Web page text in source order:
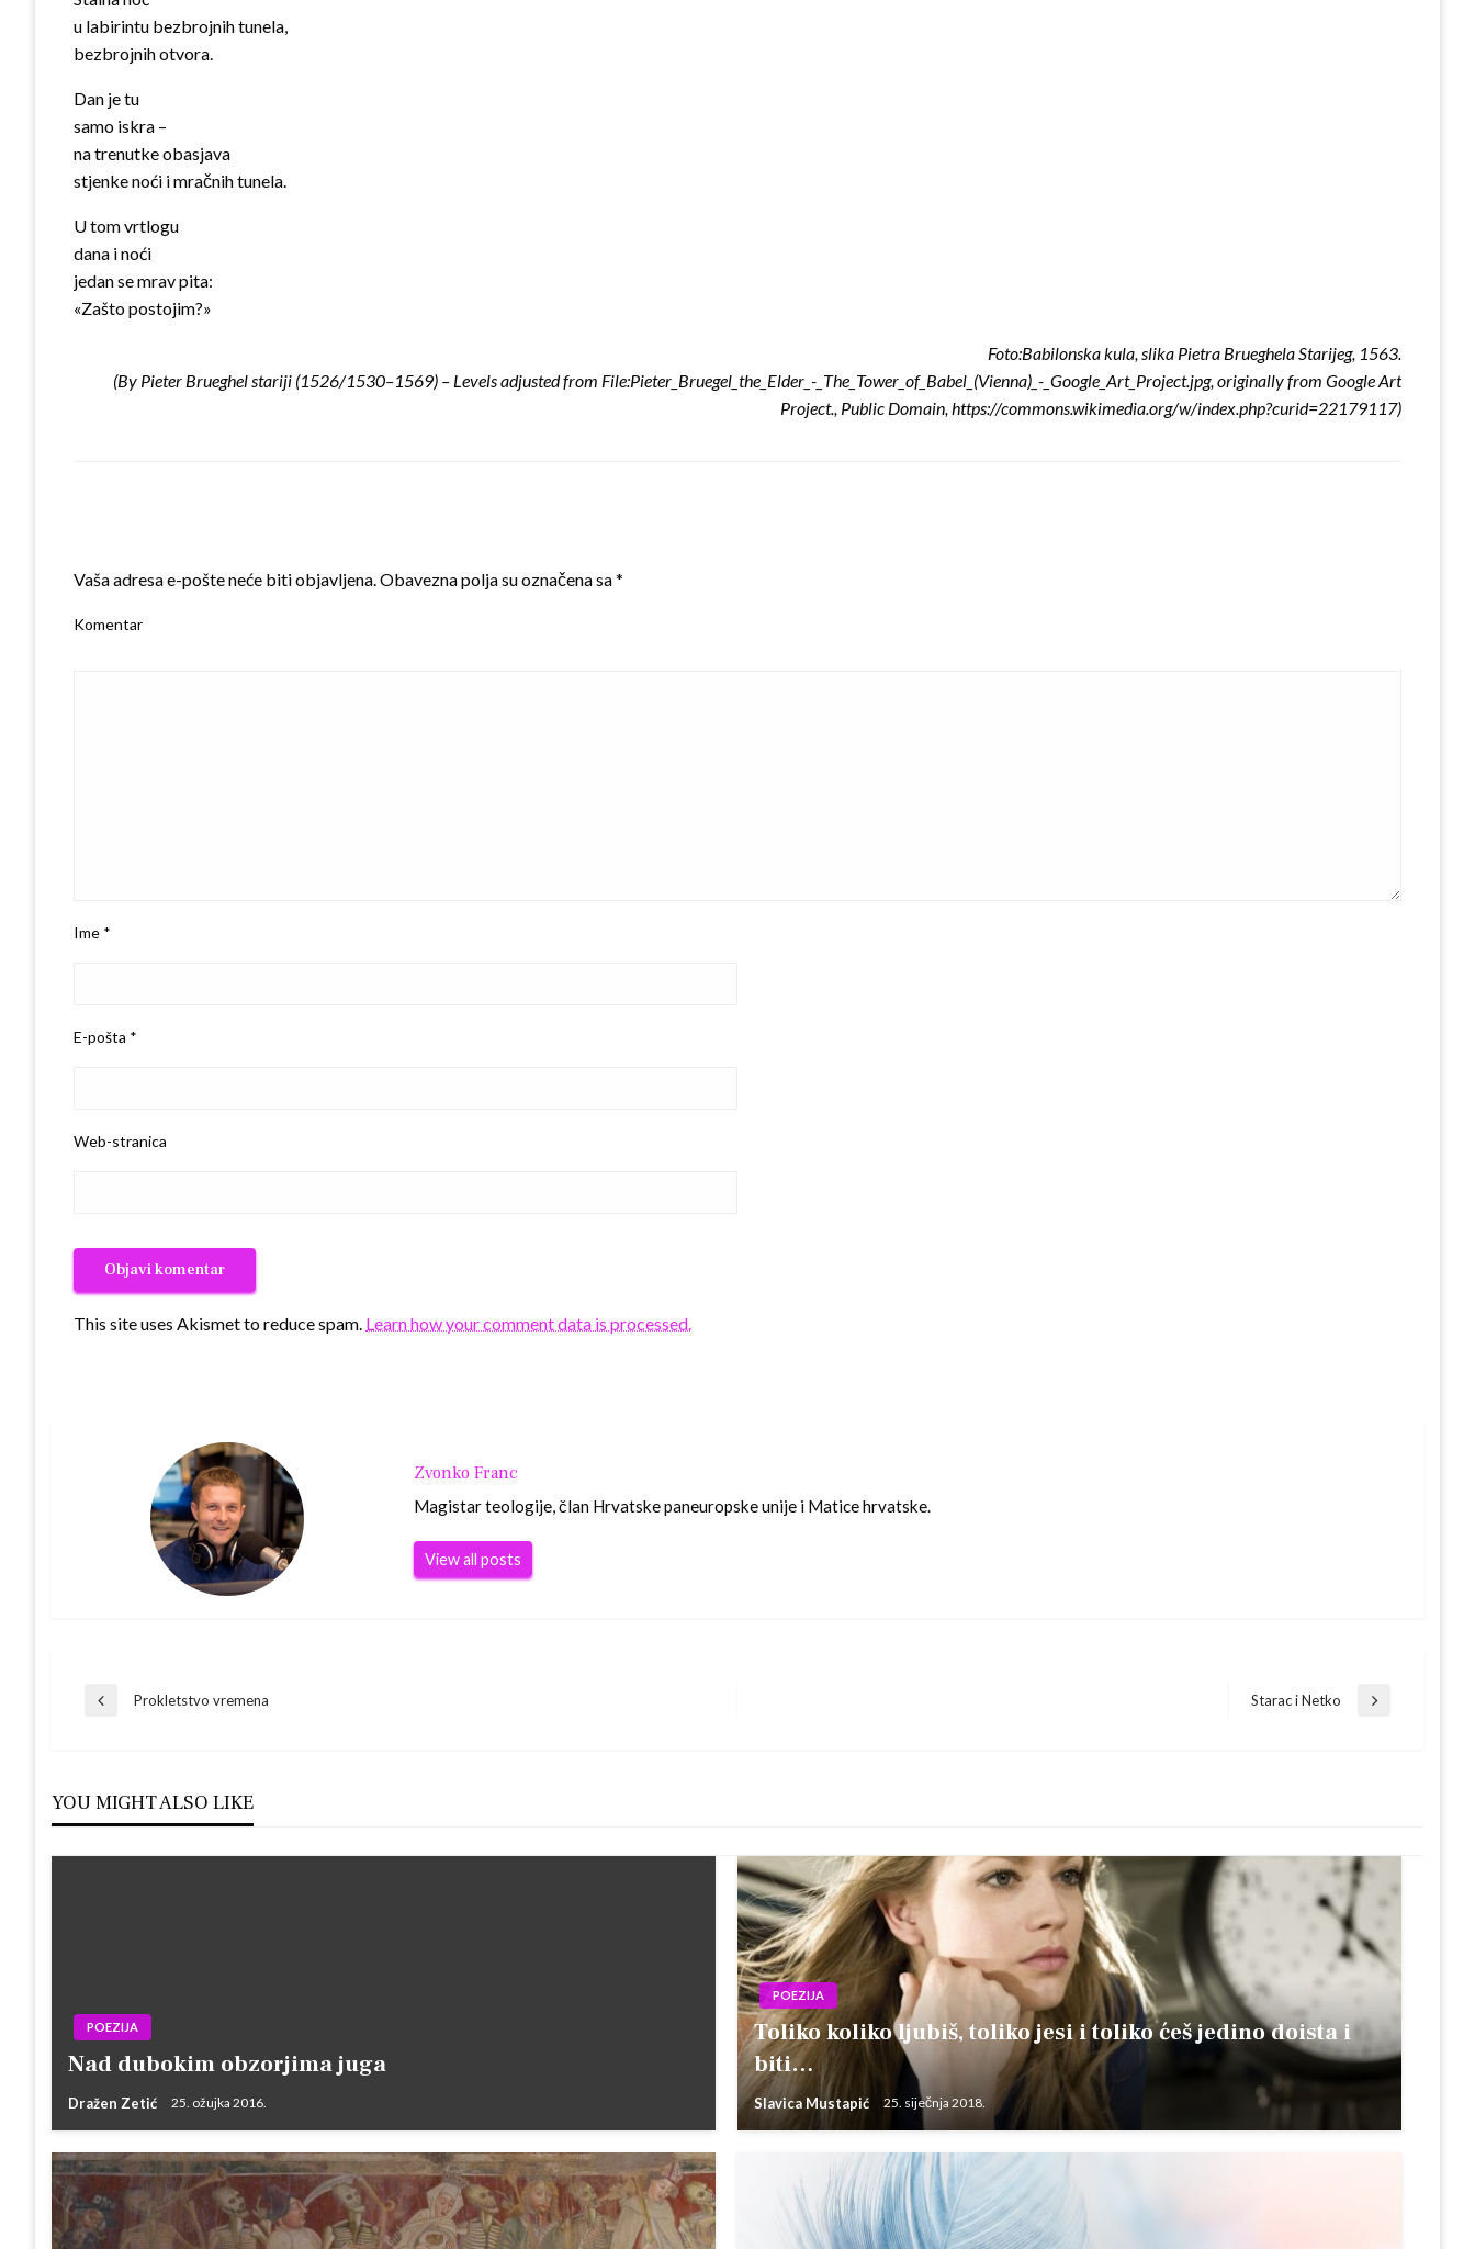
u labirintu bezbrojnih tunela,
bezbrojnih otvora.
Dan je tu
samo iskra –
na trenutke obasjava
stjenke noći i mračnih tunela.
U tom vrtlogu
dana i noći
jedan se mrav pita:
«Zašto postojim?»
Foto:Babilonska kula, slika Pietra Brueghela Starijeg, 1563.
(By Pieter Brueghel stariji (1526/1530–1569) – Levels adjusted from File:Pieter_Bruegel_the_Elder_-_The_Tower_of_Babel_(Vienna)_-_Google_Art_Project.jpg, originally from Google Art
Project., Public Domain, https://commons.wikimedia.org/w/index.php?curid=22179117)
Vaša adresa e-pošte neće biti objavljena.Obavezna polja su označena sa*
Komentar
Ime *
E-pošta *
Web-stranica
This site uses Akismet to reduce spam. Learn how your comment data is processed.
Zvonko Franc
Magistar teologije, član Hrvatske paneuropske unije i Matice hrvatske.
View all posts
Navigacija
Previous
Prokletstvo vremena
Next
Starac i Netko
YOU MIGHT ALSO LIKE
POEZIJA
Nad dubokim obzorjima juga
Dražen Zetić 25. ožujka 2016.
POEZIJA
Toliko koliko ljubiš, toliko jesi i toliko ćeš jedino doista i
biti…
Slavica Mustapić 25. siječnja 2018.